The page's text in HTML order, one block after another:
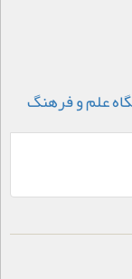
علم و فرهنگ